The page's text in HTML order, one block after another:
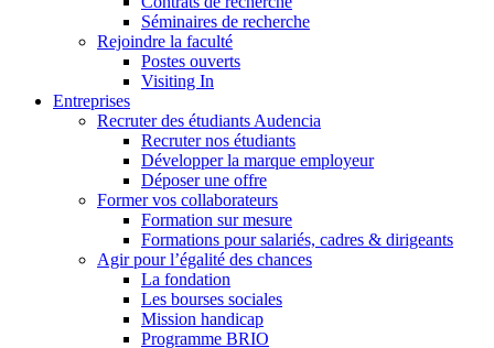
Séminaires de recherche
Rejoindre la faculté
Postes ouverts
Visiting In
Entreprises
Recruter des étudiants Audencia
Recruter nos étudiants
Développer la marque employeur
Déposer une offre
Former vos collaborateurs
Formation sur mesure
Formations pour salariés, cadres & dirigeants
Agir pour l’égalité des chances
La fondation
Les bourses sociales
Mission handicap
Programme BRIO